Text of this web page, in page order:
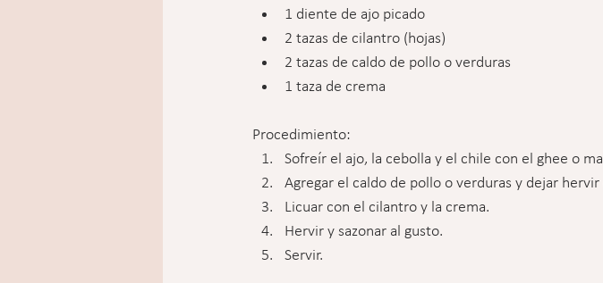
1 diente de ajo picado
2 tazas de cilantro (hojas)
2 tazas de caldo de pollo o verduras
1 taza de crema
Procedimiento:
Sofreír el ajo, la cebolla y el chile con el ghee o
Agregar el caldo de pollo o verduras y dejar
Licuar con el cilantro y la crema.
Hervir y sazonar al gusto.
Servir.